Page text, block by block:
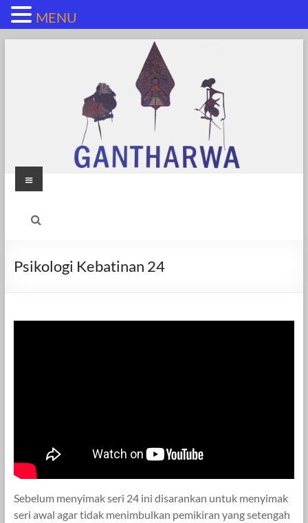
Menu
Psikologi Kebatinan 24
Sebelum menyimak seri 24 ini disarankan untuk menyimak
seri awal agar tidak menimbulkan pemikiran yang setengah
MENU